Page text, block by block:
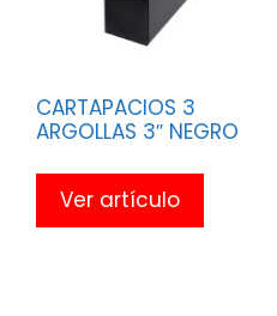
CARTAPACIOS 3
ARGOLLAS 3″ NEGRO
Ver artículo